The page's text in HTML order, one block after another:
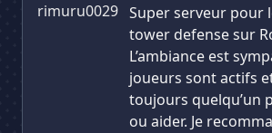
rimuru0029 Super serveur pour
tower defense sur
L’ambiance est
joueurs sont actifs
toujours quelqu’un
ou aider. Je